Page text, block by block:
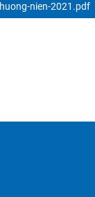
nien-2021.pdf